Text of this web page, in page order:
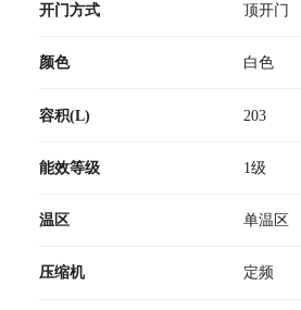
开门方式 顶开门
颜色 白色
容积(L) 203
能效等级 1级
温区 单温区
压缩机 定频